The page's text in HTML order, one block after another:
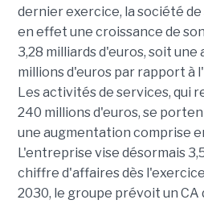
dernier exercice, la société
en effet une croissance de son
3,28 milliards d'euros, soit
millions d'euros par rapport à
Les activités de services, qui
240 millions d'euros, se
une augmentation comprise
L'entreprise vise désormais
chiffre d'affaires dès
2030, le groupe prévoit un CA